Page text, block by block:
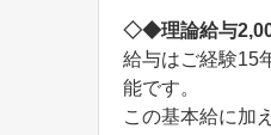
◇◆理論給与
給与はご経験15
能です。
この基本給に加